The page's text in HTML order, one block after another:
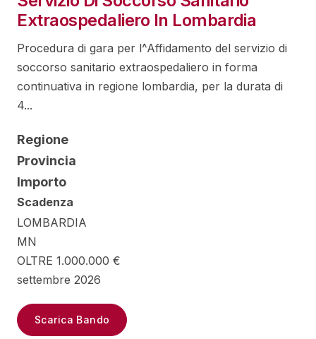
Extraospedaliero In Lombardia
Procedura di gara per l^Affidamento del servizio di
soccorso sanitario extraospedaliero in forma
continuativa in regione lombardia, per la durata di
4...
Regione
Provincia
Importo
Scadenza
LOMBARDIA
MN
OLTRE 1.000.000 €
settembre 2026
Scarica Bando